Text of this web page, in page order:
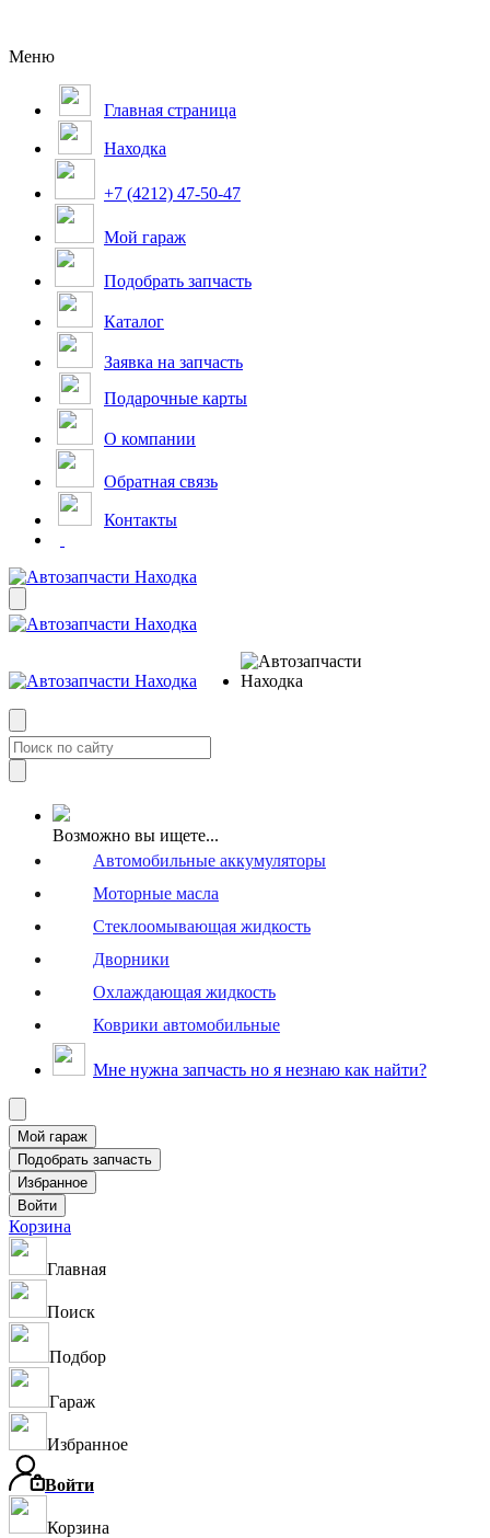
Меню
Главная страница
Находка
+7 (4212) 47-50-47
Мой гараж
Подобрать запчасть
Каталог
Заявка на запчасть
Подарочные карты
О компании
Обратная связь
Контакты
Возможно вы ищете...
Автомобильные аккумуляторы
Моторные масла
Стеклоомывающая жидкость
Дворники
Охлаждающая жидкость
Коврики автомобильные
Мне нужна запчасть но я незнаю как найти?
Корзина
Главная
Поиск
Подбор
Гараж
Избранное
Войти
Корзина